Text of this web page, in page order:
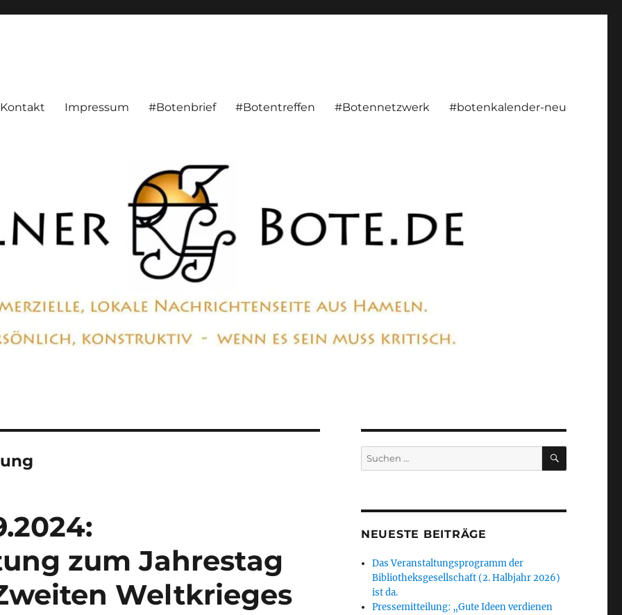
Kontakt Impressum #Botenbrief #Botentreffen #Botennetzwerk #botenkalender-neu
zum Jahrestag
Weltkrieges
Suchen
nach:
SUCHEN
NEUESTE BEITRÄGE
Das Veranstaltungsprogramm der
Bibliotheksgesellschaft (2. Halbjahr 2026)
ist da.
Pressemitteilung: „Gute Ideen verdienen